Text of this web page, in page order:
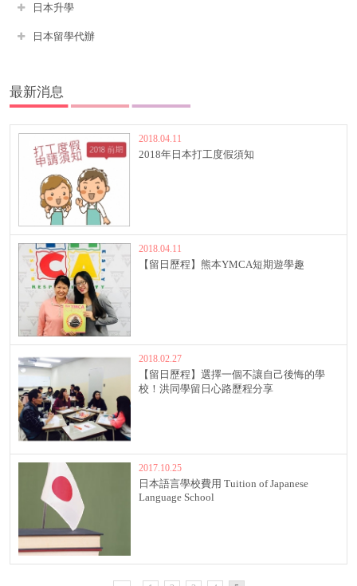
日本升學
日本留學代辦
最新消息
2018.04.11
2018年日本打工度假須知
2018.04.11
【留日歷程】熊本YMCA短期遊學趣
2018.02.27
【留日歷程】選擇一個不讓自己後悔的學
校！洪同學留日心路歷程分享
2017.10.25
日本語言學校費用 Tuition of Japanese
Language School